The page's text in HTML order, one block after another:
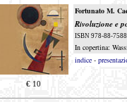
Fortunato M.
Rivoluzione e
ISBN 978-88-
In copertina:
indice -
€ 10